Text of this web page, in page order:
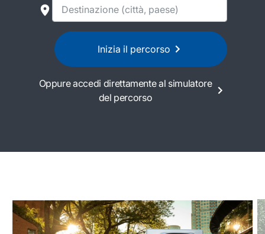
Inizia il percorso
Oppure accedi direttamente al simulatore
del percorso